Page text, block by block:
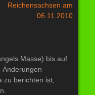
Reichensachsen am
06.11.2010
Masse) bis auf
Änderungen
zu berichten ist,